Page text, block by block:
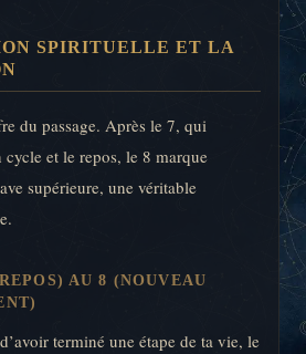
SPIRITUELLE ET LA
du passage. Après le 7, qui
cycle et le repos, le 8 marque
supérieure, une véritable
AU 8 (NOUVEAU
terminé une étape de ta vie, le